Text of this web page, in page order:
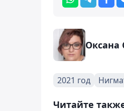
Оксана
2021 год
Читайте